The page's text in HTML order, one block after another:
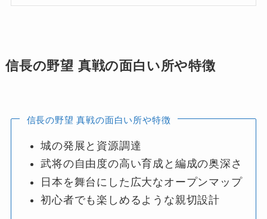
信長の野望 真戦の面白い所や特徴
信長の野望 真戦の面白い所や特徴
城の発展と資源調達
武将の自由度の高い育成と編成の奥深さ
日本を舞台にした広大なオープンマップ
初心者でも楽しめるような親切設計